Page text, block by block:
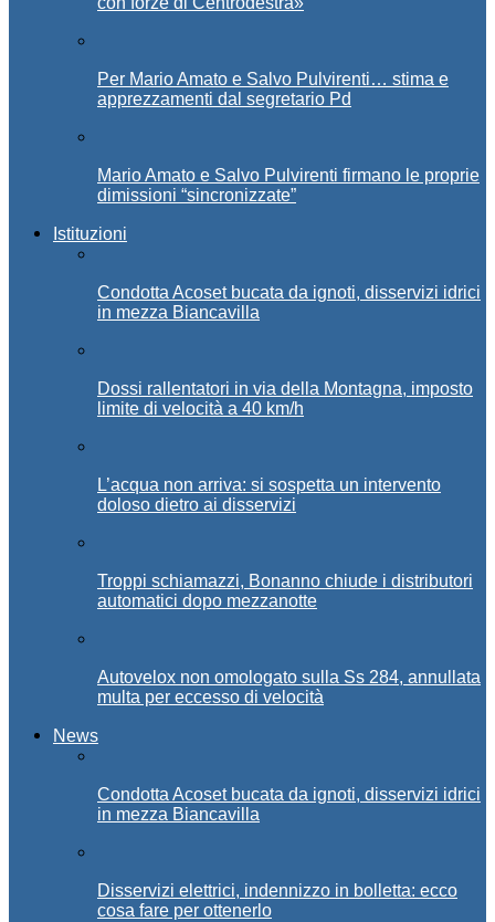
Per Mario Amato e Salvo Pulvirenti… stima e
apprezzamenti dal segretario Pd
Mario Amato e Salvo Pulvirenti firmano le proprie
dimissioni “sincronizzate”
Istituzioni
Condotta Acoset bucata da ignoti, disservizi idrici
in mezza Biancavilla
Dossi rallentatori in via della Montagna, imposto
limite di velocità a 40 km/h
L’acqua non arriva: si sospetta un intervento
doloso dietro ai disservizi
Troppi schiamazzi, Bonanno chiude i distributori
automatici dopo mezzanotte
Autovelox non omologato sulla Ss 284, annullata
multa per eccesso di velocità
News
Condotta Acoset bucata da ignoti, disservizi idrici
in mezza Biancavilla
Disservizi elettrici, indennizzo in bolletta: ecco
cosa fare per ottenerlo